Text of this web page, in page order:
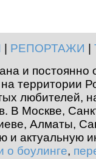
РЕПОРТАЖИ
и постоянно
на территории
любителей,
В Москве,
Алматы,
и
о боулинге,